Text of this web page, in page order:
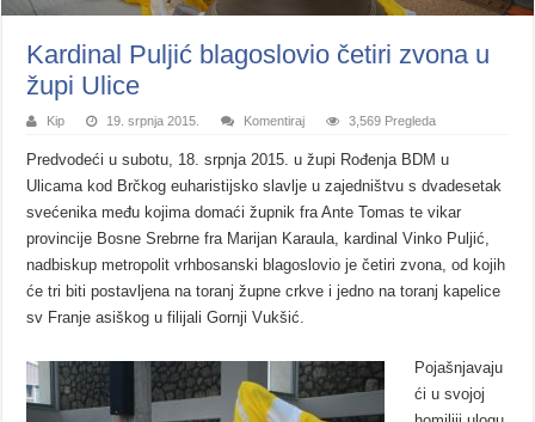
Kardinal Puljić blagoslovio četiri zvona u
župi Ulice
Kip 19. srpnja 2015. Komentiraj 3,569 Pregleda
Predvodeći u subotu, 18. srpnja 2015. u župi Rođenja BDM u
Ulicama kod Brčkog euharistijsko slavlje u zajedništvu s dvadesetak
svećenika među kojima domaći župnik fra Ante Tomas te vikar
provincije Bosne Srebrne fra Marijan Karaula, kardinal Vinko Puljić,
nadbiskup metropolit vrhbosanski blagoslovio je četiri zvona, od kojih
će tri biti postavljena na toranj župne crkve i jedno na toranj kapelice
sv Franje asiškog u filijali Gornji Vukšić.
Pojašnjavaju
ći u svojoj